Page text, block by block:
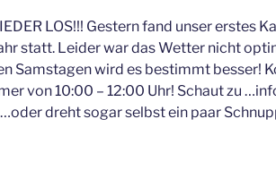
LOS!!! Gestern fand unser erstes
statt. Leider war das Wetter nicht
Samstagen wird es bestimmt besser!
von 10:00 – 12:00 Uhr! Schaut zu
dreht sogar selbst ein paar